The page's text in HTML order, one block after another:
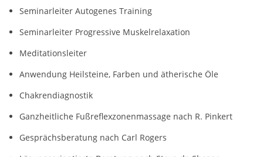
Seminarleiter Autogenes Training
Seminarleiter Progressive Muskelrelaxation
Meditationsleiter
Anwendung Heilsteine, Farben und ätherische Öle
Chakrendiagnostik
Ganzheitliche Fußreflexzonenmassage nach R. Pinkert
Gesprächsberatung nach Carl Rogers